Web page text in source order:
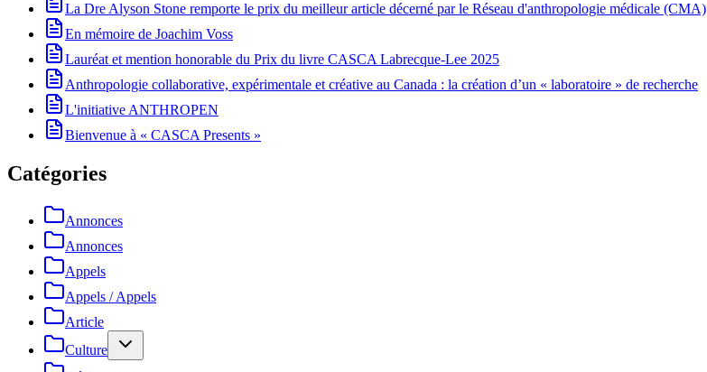
La Dre Alyson Stone remporte le prix du meilleur article décerné par le Réseau d'anthropologie médicale (CMA)
En mémoire de Joachim Voss
Lauréat et mention honorable du Prix du livre CASCA Labrecque-Lee 2025
Anthropologie collaborative, expérimentale et créative au Canada : la création d’un « laboratoire » de recherche
L'initiative ANTHROPEN
Bienvenue à « CASCA Presents »
Catégories
Annonces
Annonces
Appels
Appels / Appels
Article
Culture